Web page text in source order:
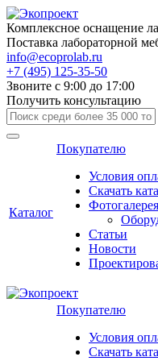
Комплексное оснащение
Поставка лабораторной
info@ecoprolab.ru
+7 (495) 125-35-50
Звоните с 9:00 до 17:00
Получить консультацию
Каталог
Покупателю
Условия
Скачать
Фотогалерея
Статьи
Новости
Покупателю
Условия
Скачать